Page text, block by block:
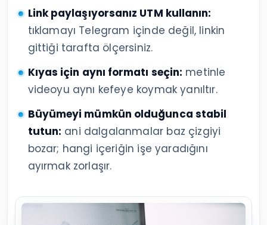
Link paylaşıyorsanız UTM kullanın:
tıklamayı Telegram içinde değil, linkin
gittiği tarafta ölçersiniz.
Kıyas için aynı formatı seçin: metinle
videoyu aynı kefeye koymak yanıltır.
Büyümeyi mümkün olduğunca stabil
tutun: ani dalgalanmalar baz çizgiyi
bozar; hangi içeriğin işe yaradığını
ayırmak zorlaşır.